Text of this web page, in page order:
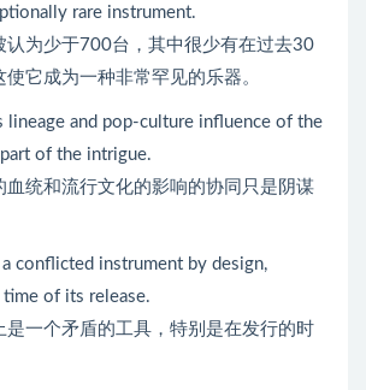
rare instrument.
认为少于700台，其中很少有在过去30
它成为一种非常罕见的乐器。
lineage and pop-culture influence of the
of the intrigue.
血统和流行文化的影响的协同只是阴谋
a conflicted instrument by design,
of its release.
是一个矛盾的工具，特别是在发行的时